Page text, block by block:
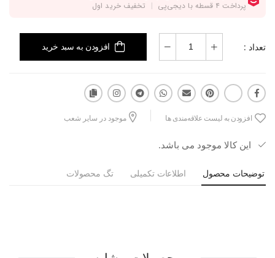
تعداد : افزودن به سبد خرید
افزودن به لیست علاقه‌مندی ها موجود در سایر شعب
این کالا موجود می باشد.
توضیحات محصول اطلاعات تکمیلی تگ محصولات